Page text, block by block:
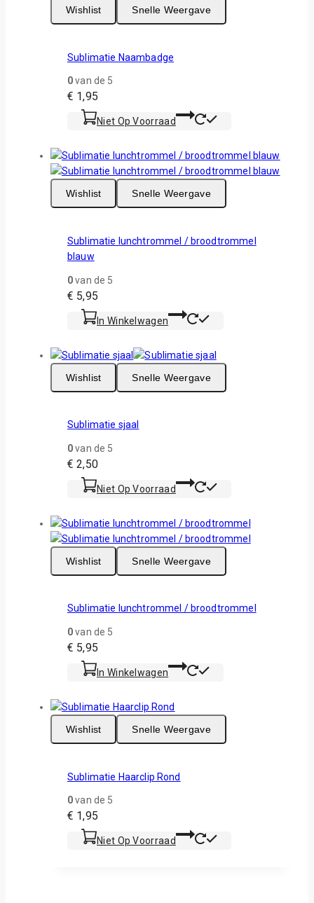
Wishlist Snelle Weergave
Sublimatie Naambadge
0van de 5
€ 1,95
Niet Op Voorraad
Wishlist Snelle Weergave
Sublimatie lunchtrommel / broodtrommel
blauw
0van de 5
€ 5,95
In Winkelwagen
Wishlist Snelle Weergave
Sublimatie sjaal
0van de 5
€ 2,50
Niet Op Voorraad
Wishlist Snelle Weergave
Sublimatie lunchtrommel / broodtrommel
0van de 5
€ 5,95
In Winkelwagen
Wishlist Snelle Weergave
Sublimatie Haarclip Rond
0van de 5
€ 1,95
Niet Op Voorraad